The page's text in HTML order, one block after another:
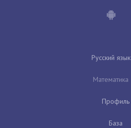
Русский язык
Математика
Профиль
База